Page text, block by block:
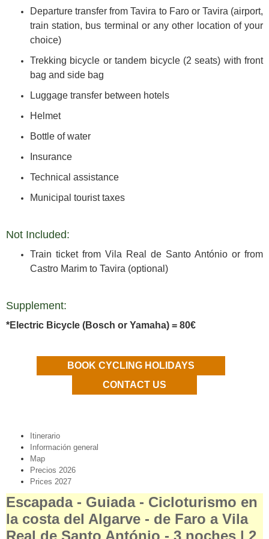
Departure transfer from Tavira to Faro or Tavira (airport,
train station, bus terminal or any other location of your
choice)
Trekking bicycle or tandem bicycle (2 seats) with front
bag and side bag
Luggage transfer between hotels
Helmet
Bottle of water
Insurance
Technical assistance
Municipal tourist taxes
Not Included:
Train ticket from Vila Real de Santo António or from
Castro Marim to Tavira (optional)
Supplement:
*Electric Bicycle (Bosch or Yamaha) = 80€
BOOK CYCLING HOLIDAYS
CONTACT US
Itinerario
Información general
Map
Precios 2026
Prices 2027
Escapada - Guiada - Cicloturismo en
la costa del Algarve - de Faro a Vila